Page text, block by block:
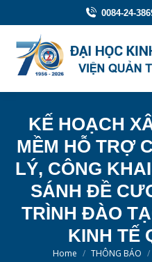
0084-24-
KẾ HOẠCH
MỀM HỖ TRỢ
LÝ, CÔNG
SÁNH ĐỀ
TRÌNH ĐÀO
KINH TẾ
You are here:
Home THÔNG BÁO